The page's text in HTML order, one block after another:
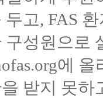
두고, FAS
성원으로
에 올
받지 못하